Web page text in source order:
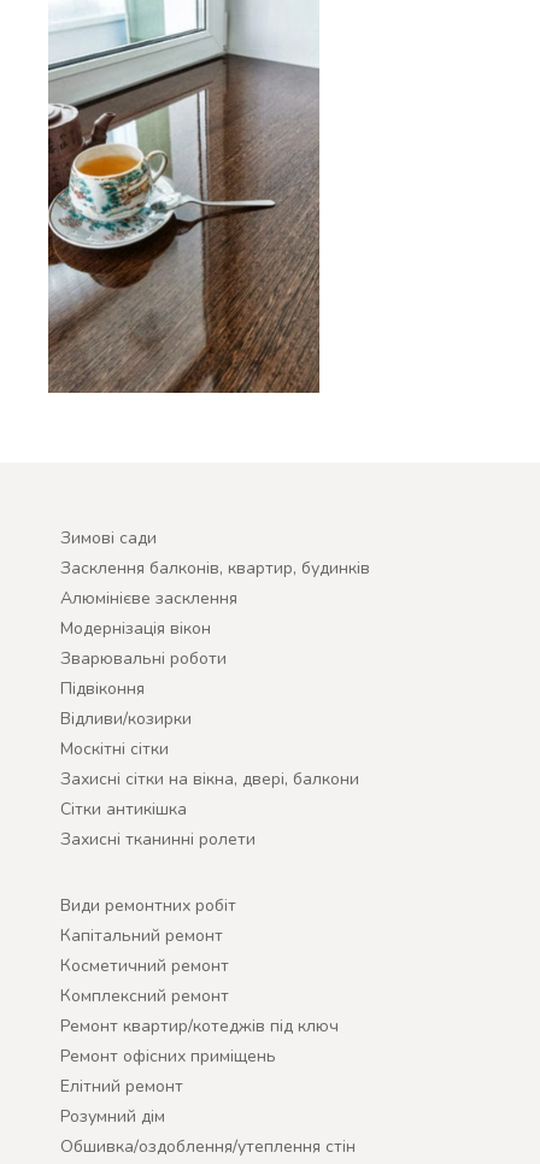
Зимові сади
Засклення балконів, квартир, будинків
Алюмінієве засклення
Модернізація вікон
Зварювальні роботи
Підвіконня
Відливи/козирки
Москітні сітки
Захисні сітки на вікна, двері, балкони
Сітки антикішка
Захисні тканинні ролети
Види ремонтних робіт
Капітальний ремонт
Косметичний ремонт
Комплексний ремонт
Ремонт квартир/котеджів під ключ
Ремонт офісних приміщень
Елітний ремонт
Розумний дім
Обшивка/оздоблення/утеплення стін